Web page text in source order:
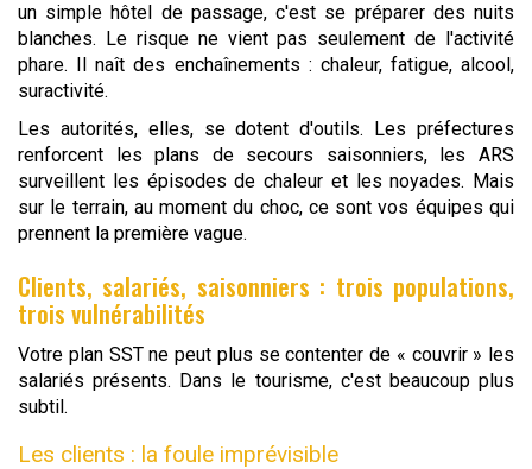
un simple hôtel de passage, c'est se préparer des nuits
blanches. Le risque ne vient pas seulement de l'activité
phare. Il naît des enchaînements : chaleur, fatigue, alcool,
suractivité.
Les autorités, elles, se dotent d'outils. Les préfectures
renforcent les plans de secours saisonniers, les ARS
surveillent les épisodes de chaleur et les noyades. Mais
sur le terrain, au moment du choc, ce sont vos équipes qui
prennent la première vague.
Clients, salariés, saisonniers : trois populations,
trois vulnérabilités
Votre plan SST ne peut plus se contenter de « couvrir » les
salariés présents. Dans le tourisme, c'est beaucoup plus
subtil.
Les clients : la foule imprévisible